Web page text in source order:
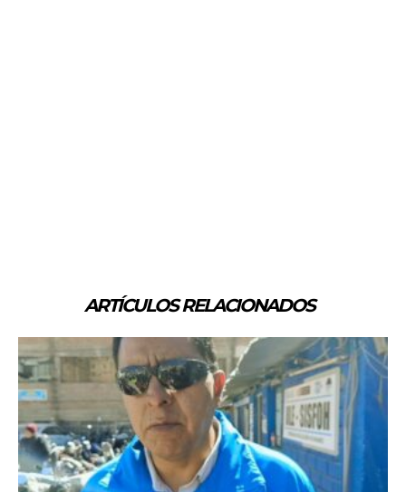
ARTÍCULOS RELACIONADOS